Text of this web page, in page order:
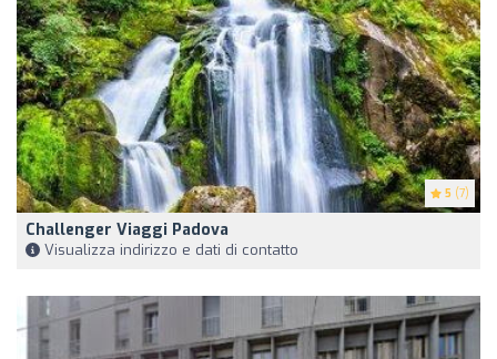
5 (7)
Challenger Viaggi Padova
Visualizza indirizzo e dati di contatto